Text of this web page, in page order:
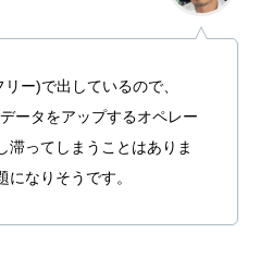
ー)で出しているので、
ータをアップするオペレー
滞ってしまうことはありま
なりそうです。